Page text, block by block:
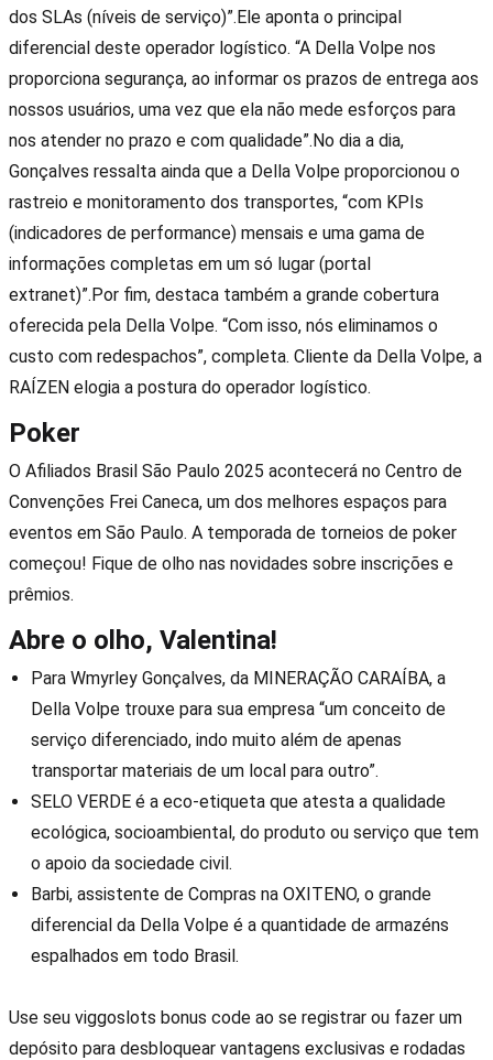
dos SLAs (níveis de serviço)”.Ele aponta o principal
diferencial deste operador logístico. “A Della Volpe nos
proporciona segurança, ao informar os prazos de entrega aos
nossos usuários, uma vez que ela não mede esforços para
nos atender no prazo e com qualidade”.No dia a dia,
Gonçalves ressalta ainda que a Della Volpe proporcionou o
rastreio e monitoramento dos transportes, “com KPIs
(indicadores de performance) mensais e uma gama de
informações completas em um só lugar (portal
extranet)”.Por fim, destaca também a grande cobertura
oferecida pela Della Volpe. “Com isso, nós eliminamos o
custo com redespachos”, completa. Cliente da Della Volpe, a
RAÍZEN elogia a postura do operador logístico.
Poker
O Afiliados Brasil São Paulo 2025 acontecerá no Centro de
Convenções Frei Caneca, um dos melhores espaços para
eventos em São Paulo. A temporada de torneios de poker
começou! Fique de olho nas novidades sobre inscrições e
prêmios.
Abre o olho, Valentina!
Para Wmyrley Gonçalves, da MINERAÇÃO CARAÍBA, a
Della Volpe trouxe para sua empresa “um conceito de
serviço diferenciado, indo muito além de apenas
transportar materiais de um local para outro”.
SELO VERDE é a eco-etiqueta que atesta a qualidade
ecológica, socioambiental, do produto ou serviço que tem
o apoio da sociedade civil.
Barbi, assistente de Compras na OXITENO, o grande
diferencial da Della Volpe é a quantidade de armazéns
espalhados em todo Brasil.
Use seu viggoslots bonus code ao se registrar ou fazer um
depósito para desbloquear vantagens exclusivas e rodadas